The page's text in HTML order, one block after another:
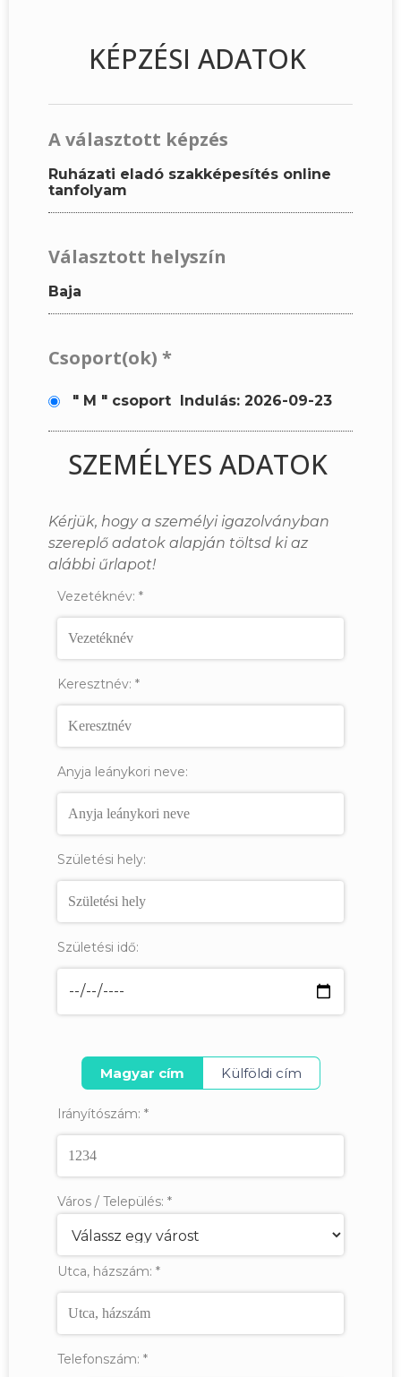
KÉPZÉSI ADATOK
A választott képzés
Ruházati eladó szakképesítés online
tanfolyam
Választott helyszín
Baja
Csoport(ok) *
" M " csoport Indulás: 2026-09-23
SZEMÉLYES ADATOK
Kérjük, hogy a személyi igazolványban
szereplő adatok alapján töltsd ki az
alábbi űrlapot!
Vezetéknév: *
Keresztnév: *
Anyja leánykori neve:
Születési hely:
Születési idő:
Magyar cím Külföldi cím
Irányítószám: *
Város / Település: *
Utca, házszám: *
Telefonszám: *